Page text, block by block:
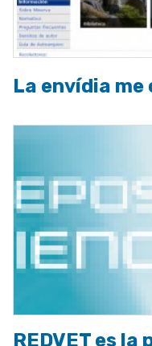
La envídia me
REDVET es